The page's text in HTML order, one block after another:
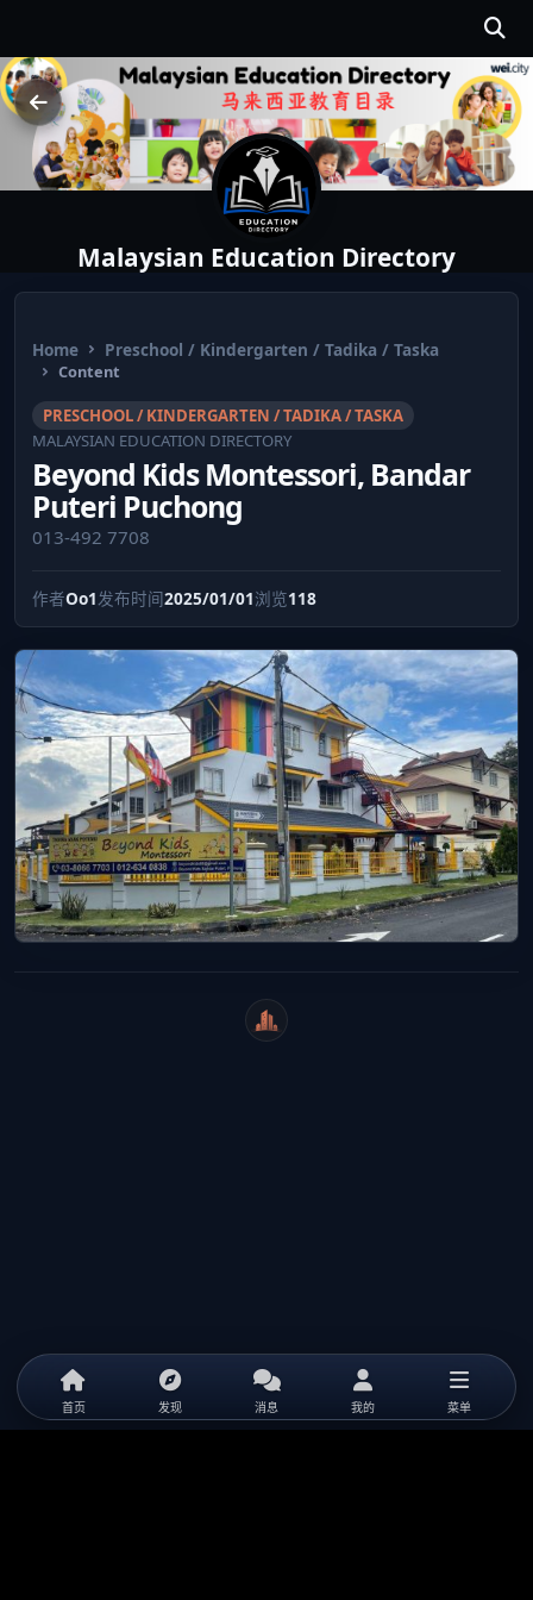
Malaysian Education Directory
Home Preschool / Kindergarten / Tadika / Taska
Content
PRESCHOOL / KINDERGARTEN / TADIKA / TASKA
MALAYSIAN EDUCATION DIRECTORY
Beyond Kids Montessori, Bandar
Puteri Puchong
013-492 7708
作者Oo1发布时间2025/01/01浏览118
WeiCity
首页 发现 消息 我的 菜单